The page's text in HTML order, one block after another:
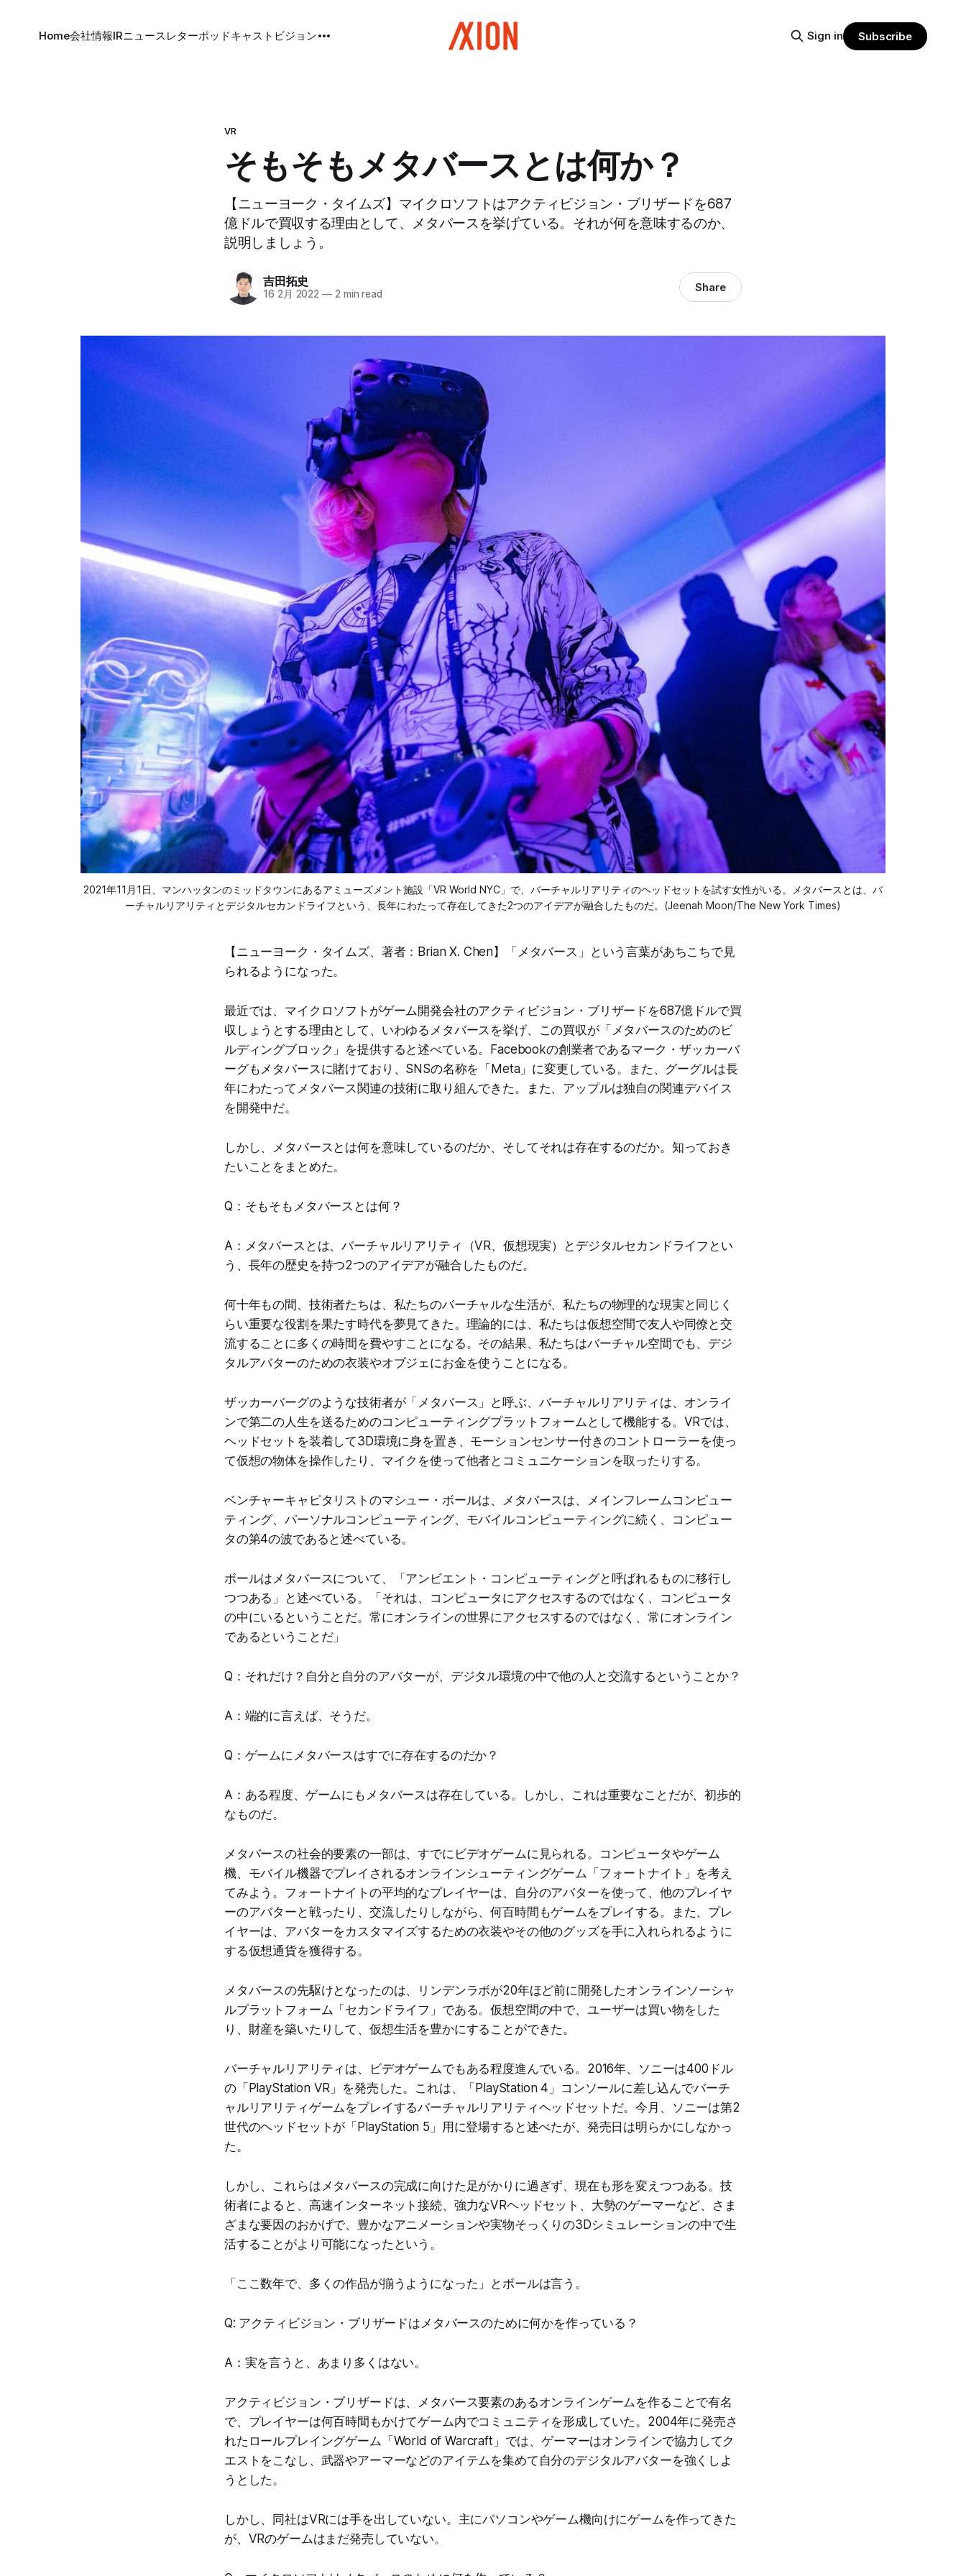
Home会社情報IRニュースレターポッドキャスト ビジョン Sign in Subscribe
VR
そもそもメタバースとは何か？
【ニューヨーク・タイムズ】マイクロソフトはアクティビジョン・ブリザードを687
億ドルで買収する理由として、メタバースを挙げている。それが何を意味するのか、
説明しましょう。
吉田拓史
16 2月 2022 — 2 min read Share
2021年11月1日、マンハッタンのミッドタウンにあるアミューズメント施設「VR World NYC」で、バーチャルリアリティのヘッドセットを試す女性がいる。メタバースとは、バ
ーチャルリアリティとデジタルセカンドライフという、長年にわたって存在してきた2つのアイデアが融合したものだ。(Jeenah Moon/The New York Times)
【ニューヨーク・タイムズ、著者：Brian X. Chen】「メタバース」という言葉があちこちで見
られるようになった。
最近では、マイクロソフトがゲーム開発会社のアクティビジョン・ブリザードを687億ドルで買
収しょうとする理由として、いわゆるメタバースを挙げ、この買収が「メタバースのためのビ
ルディングブロック」を提供すると述べている。Facebookの創業者であるマーク・ザッカーバ
ーグもメタバースに賭けており、SNSの名称を「Meta」に変更している。また、グーグルは長
年にわたってメタバース関連の技術に取り組んできた。また、アップルは独自の関連デバイス
を開発中だ。
しかし、メタバースとは何を意味しているのだか、そしてそれは存在するのだか。知っておき
たいことをまとめた。
Q：そもそもメタバースとは何？
A：メタバースとは、バーチャルリアリティ（VR、仮想現実）とデジタルセカンドライフとい
う、長年の歴史を持つ2つのアイデアが融合したものだ。
何十年もの間、技術者たちは、私たちのバーチャルな生活が、私たちの物理的な現実と同じく
らい重要な役割を果たす時代を夢見てきた。理論的には、私たちは仮想空間で友人や同僚と交
流することに多くの時間を費やすことになる。その結果、私たちはバーチャル空間でも、デジ
タルアバターのための衣装やオブジェにお金を使うことになる。
ザッカーバーグのような技術者が「メタバース」と呼ぶ、バーチャルリアリティは、オンライ
ンで第二の人生を送るためのコンピューティングプラットフォームとして機能する。VRでは、
ヘッドセットを装着して3D環境に身を置き、モーションセンサー付きのコントローラーを使っ
て仮想の物体を操作したり、マイクを使って他者とコミュニケーションを取ったりする。
ベンチャーキャピタリストのマシュー・ボールは、メタバースは、メインフレームコンピュー
ティング、パーソナルコンピューティング、モバイルコンピューティングに続く、コンピュー
タの第4の波であると述べている。
ボールはメタバースについて、「アンビエント・コンピューティングと呼ばれるものに移行し
つつある」と述べている。「それは、コンピュータにアクセスするのではなく、コンピュータ
の中にいるということだ。常にオンラインの世界にアクセスするのではなく、常にオンライン
であるということだ」
Q：それだけ？自分と自分のアバターが、デジタル環境の中で他の人と交流するということか？
A：端的に言えば、そうだ。
Q：ゲームにメタバースはすでに存在するのだか？
A：ある程度、ゲームにもメタバースは存在している。しかし、これは重要なことだが、初歩的
なものだ。
メタバースの社会的要素の一部は、すでにビデオゲームに見られる。コンピュータやゲーム
機、モバイル機器でプレイされるオンラインシューティングゲーム「フォートナイト」を考え
てみよう。フォートナイトの平均的なプレイヤーは、自分のアバターを使って、他のプレイヤ
ーのアバターと戦ったり、交流したりしながら、何百時間もゲームをプレイする。また、プレ
イヤーは、アバターをカスタマイズするための衣装やその他のグッズを手に入れられるように
する仮想通貨を獲得する。
メタバースの先駆けとなったのは、リンデンラボが20年ほど前に開発したオンラインソーシャ
ルプラットフォーム「セカンドライフ」である。仮想空間の中で、ユーザーは買い物をした
り、財産を築いたりして、仮想生活を豊かにすることができた。
バーチャルリアリティは、ビデオゲームでもある程度進んでいる。2016年、ソニーは400ドル
の「PlayStation VR」を発売した。これは、「PlayStation 4」コンソールに差し込んでバーチ
ャルリアリティゲームをプレイするバーチャルリアリティヘッドセットだ。今月、ソニーは第2
世代のヘッドセットが「PlayStation 5」用に登場すると述べたが、発売日は明らかにしなかっ
た。
しかし、これらはメタバースの完成に向けた足がかりに過ぎず、現在も形を変えつつある。技
術者によると、高速インターネット接続、強力なVRヘッドセット、大勢のゲーマーなど、さま
ざまな要因のおかげで、豊かなアニメーションや実物そっくりの3Dシミュレーションの中で生
活することがより可能になったという。
「ここ数年で、多くの作品が揃うようになった」とボールは言う。
Q: アクティビジョン・ブリザードはメタバースのために何かを作っている？
A：実を言うと、あまり多くはない。
アクティビジョン・ブリザードは、メタバース要素のあるオンラインゲームを作ることで有名
で、プレイヤーは何百時間もかけてゲーム内でコミュニティを形成していた。2004年に発売さ
れたロールプレイングゲーム「World of Warcraft」では、ゲーマーはオンラインで協力してク
エストをこなし、武器やアーマーなどのアイテムを集めて自分のデジタルアバターを強くしよ
うとした。
しかし、同社はVRには手を出していない。主にパソコンやゲーム機向けにゲームを作ってきた
が、VRのゲームはまだ発売していない。